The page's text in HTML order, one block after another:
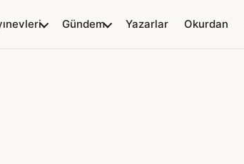
Gündem Yazarlar Okurdan